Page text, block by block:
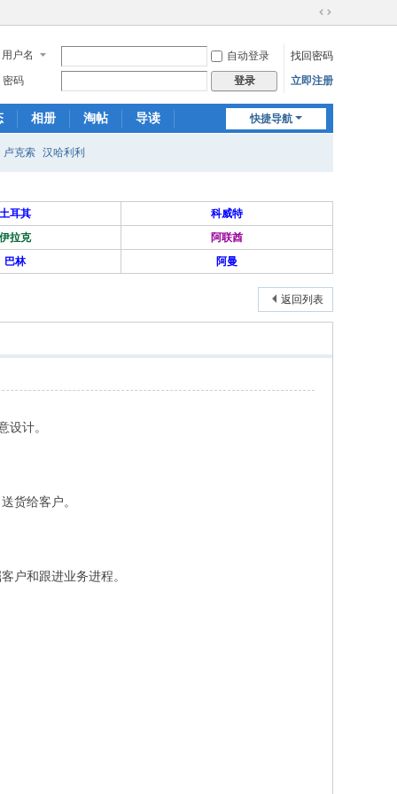
切
到
宽
用户名 自动登录
找回密码
密码
登录 立即注册
快捷导航
相册 淘帖
导读
卢克索 汉哈利利
土耳其
科威特
伊拉克
阿联酋
巴林 阿曼
返回列表
设计。
货给客户。
户和跟进业务进程。